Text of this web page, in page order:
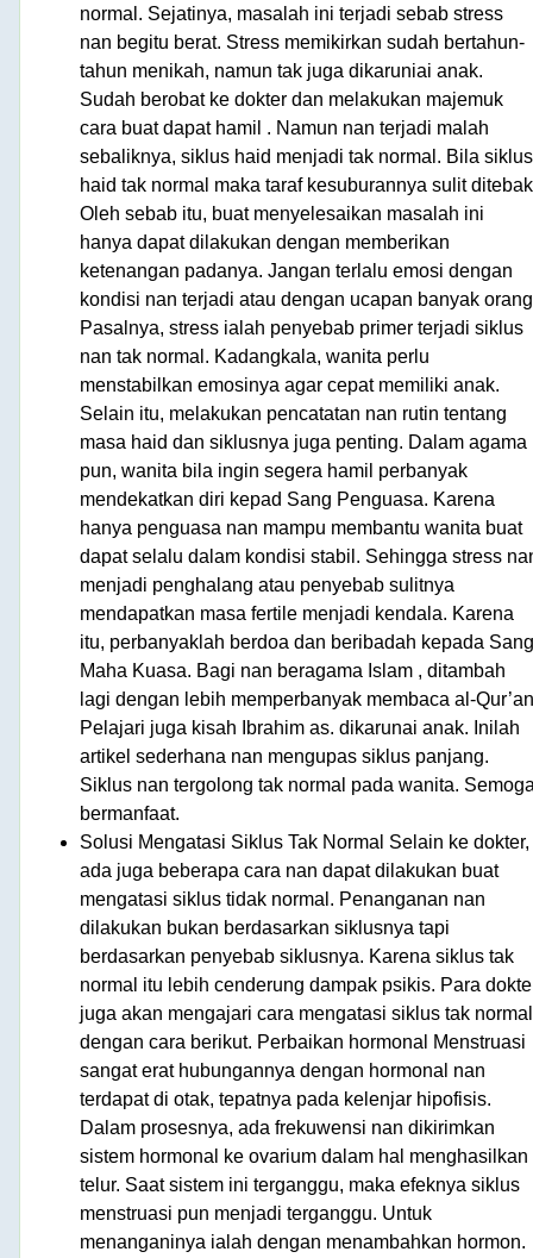
normal. Sejatinya, masalah ini terjadi sebab stress
nan begitu berat. Stress memikirkan sudah bertahun-
tahun menikah, namun tak juga dikaruniai anak.
Sudah berobat ke dokter dan melakukan majemuk
cara buat dapat hamil . Namun nan terjadi malah
sebaliknya, siklus haid menjadi tak normal. Bila siklus
haid tak normal maka taraf kesuburannya sulit
Oleh sebab itu, buat menyelesaikan masalah ini
hanya dapat dilakukan dengan memberikan
ketenangan padanya. Jangan terlalu emosi dengan
kondisi nan terjadi atau dengan ucapan banyak
Pasalnya, stress ialah penyebab primer terjadi siklus
nan tak normal. Kadangkala, wanita perlu
menstabilkan emosinya agar cepat memiliki anak.
Selain itu, melakukan pencatatan nan rutin tentang
masa haid dan siklusnya juga penting. Dalam agama
pun, wanita bila ingin segera hamil perbanyak
mendekatkan diri kepad Sang Penguasa. Karena
hanya penguasa nan mampu membantu wanita buat
dapat selalu dalam kondisi stabil. Sehingga stress
menjadi penghalang atau penyebab sulitnya
mendapatkan masa fertile menjadi kendala. Karena
itu, perbanyaklah berdoa dan beribadah kepada Sang
Maha Kuasa. Bagi nan beragama Islam , ditambah
lagi dengan lebih memperbanyak membaca al-
Pelajari juga kisah Ibrahim as. dikarunai anak. Inilah
artikel sederhana nan mengupas siklus panjang.
Siklus nan tergolong tak normal pada wanita.
bermanfaat.
Solusi Mengatasi Siklus Tak Normal Selain ke dokter,
ada juga beberapa cara nan dapat dilakukan buat
mengatasi siklus tidak normal. Penanganan nan
dilakukan bukan berdasarkan siklusnya tapi
berdasarkan penyebab siklusnya. Karena siklus tak
normal itu lebih cenderung dampak psikis. Para
juga akan mengajari cara mengatasi siklus tak normal
dengan cara berikut. Perbaikan hormonal Menstruasi
sangat erat hubungannya dengan hormonal nan
terdapat di otak, tepatnya pada kelenjar hipofisis.
Dalam prosesnya, ada frekuwensi nan dikirimkan
sistem hormonal ke ovarium dalam hal menghasilkan
telur. Saat sistem ini terganggu, maka efeknya siklus
menstruasi pun menjadi terganggu. Untuk
menanganinya ialah dengan menambahkan hormon.